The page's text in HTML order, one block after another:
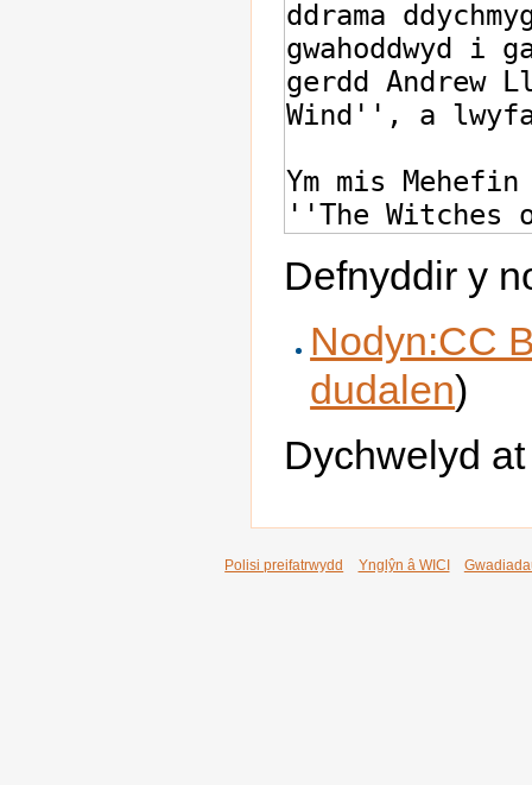
Defnyddir y
Nodyn:CC
dudalen)
Dychwelyd
Polisi preifatrwydd Ynglŷn â WICI